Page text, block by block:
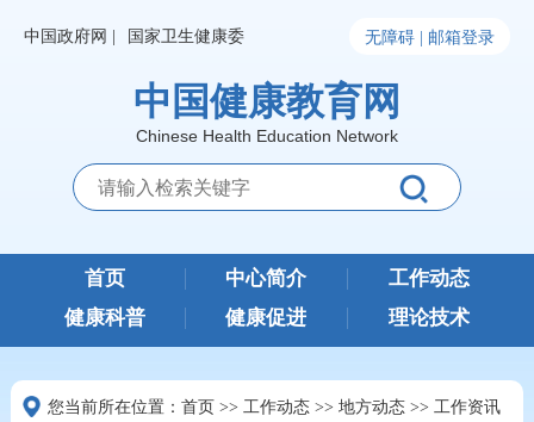
中国政府网 | 国家卫生健康委 无障碍 | 邮箱登录
中国健康教育网
Chinese Health Education Network
首页 中心简介
工作动态
健康科普
健康促进 理论技术
您当前所在位置： 首页 >> 工作动态>> 地方动态>> 工作资讯